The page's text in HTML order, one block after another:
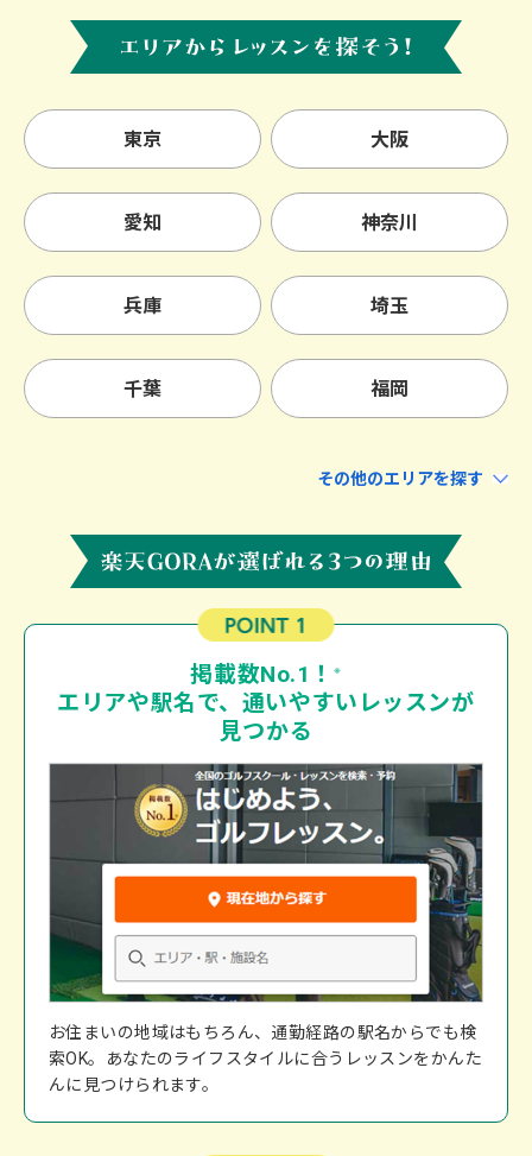
東京 大阪
愛知 神奈川
兵庫 埼玉
千葉 福岡
関東・甲信越
栃木群馬埼玉千葉東京神奈川新潟山梨長野静岡
中部・北陸
福井
和歌山
広島山口 徳島 香川愛媛高知
九州・沖縄
宮崎 鹿児島沖縄
掲載数No.1！ ※
エリアや駅名で、通いやすいレッスンが
見つかる
お住まいの地域はもちろん、通勤経路の駅名からでも検
索OK。あなたのライフスタイルに合うレッスンをかんた
んに見つけられます。